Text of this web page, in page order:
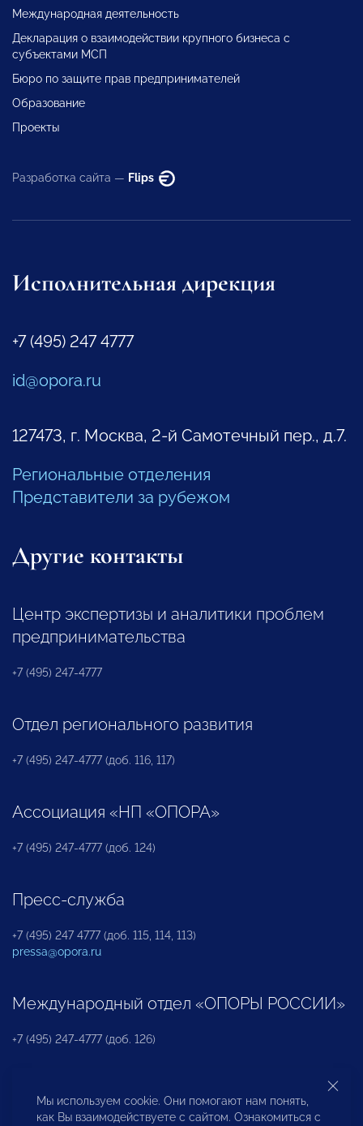
Международная деятельность
Декларация о взаимодействии крупного бизнеса с
субъектами МСП
Бюро по защите прав предпринимателей
Образование
Проекты
Разработка сайта — Flips
Исполнительная дирекция
+7 (495) 247 4777
id@opora.ru
127473, г. Москва, 2-й Самотечный пер., д.7.
Региональные отделения
Представители за рубежом
Другие контакты
Центр экспертизы и аналитики проблем
предпринимательства
+7 (495) 247-4777
Отдел регионального развития
+7 (495) 247-4777 (доб. 116, 117)
Ассоциация «НП «ОПОРА»
+7 (495) 247-4777 (доб. 124)
Пресс-служба
+7 (495) 247 4777 (доб. 115, 114, 113)
pressa@opora.ru
Международный отдел «ОПОРЫ РОССИИ»
+7 (495) 247-4777 (доб. 126)
Бюро по защите прав предпринимателей и
инвесторов
Мы используем cookie. Они помогают нам понять,
как Вы взаимодействуете с сайтом. Ознакомиться с